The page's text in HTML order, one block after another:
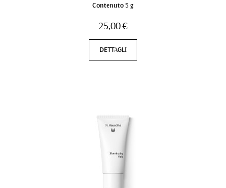
Contenuto 5 g
25,00 €
DETTAGLI